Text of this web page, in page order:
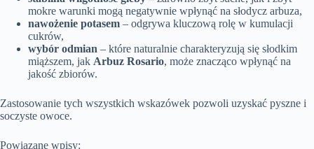
mokre warunki mogą negatywnie wpłynąć na słodycz arbuza,
nawożenie potasem – odgrywa kluczową rolę w kumulacji
cukrów,
wybór odmian – które naturalnie charakteryzują się słodkim
miąższem, jak Arbuz Rosario, może znacząco wpłynąć na
jakość zbiorów.
Zastosowanie tych wszystkich wskazówek pozwoli uzyskać pyszne i
soczyste owoce.
Powiązane wpisy: